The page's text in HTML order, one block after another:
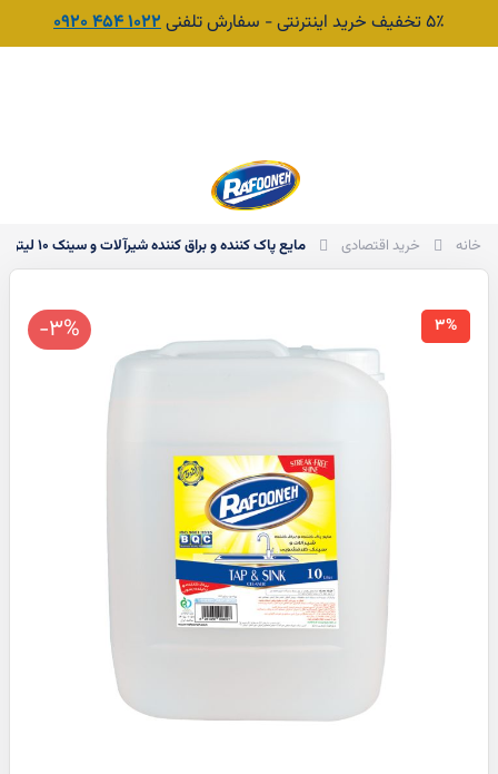
۵٪ تخفیف خرید اینترنتی - سفارش تلفنی 1022 454 0920
خانه خرید اقتصادی مایع پاک کننده و براق کننده شیرآلات و سینک 10 لیتری گالنی عمده رافونه
-3% 3%